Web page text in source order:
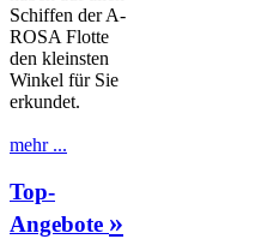
Schiffen der A-
ROSA Flotte
den kleinsten
Winkel für Sie
erkundet.
mehr ...
Top-
Angebote »